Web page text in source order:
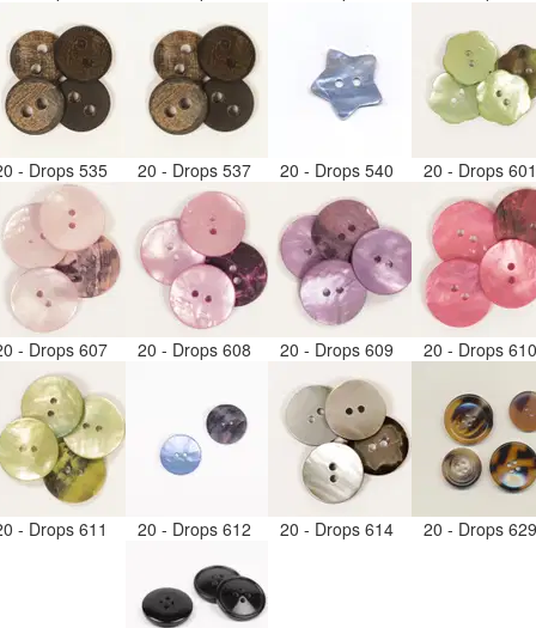
- Drops 535 20 - Drops 537 20 - Drops 540 20 - Drops
- Drops 607 20 - Drops 608 20 - Drops 609 20 - Drops
- Drops 611 20 - Drops 612 20 - Drops 614 20 - Drops